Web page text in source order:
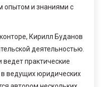
опытом и знаниями с
Кирилл Буданов
деятельностью.
ведет практические
в ведущих юридических